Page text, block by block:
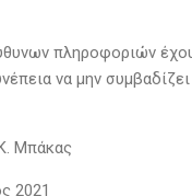
πληροφοριών
να μην